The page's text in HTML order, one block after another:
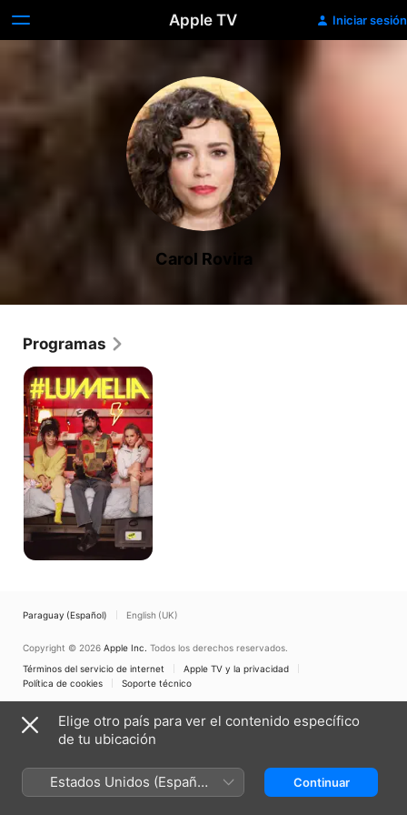
Apple TV Iniciar sesión
Carol Rovira
Programas
Luimelia
Paraguay (Español) English (UK)
Copyright © 2026 Apple Inc. Todos los derechos reservados.
Términos del servicio de internet
Apple TV y la privacidad
Política de cookies
Soporte técnico
Elige otro país para ver el contenido específico
de tu ubicación
Estados Unidos (Español
México)
Continuar